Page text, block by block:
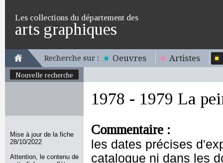
Les collections du département des
arts graphiques
Recherche sur : Oeuvres Artistes
Nouvelle recherche
Mise à jour de la fiche
28/10/2022
Attention, le contenu de
1978 - 1979 La
Commentaire :
les dates précises
catalogue ni dans les